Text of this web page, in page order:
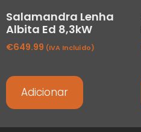
Salamandra Lenha
Albita Ed 8,3kW
€649.99 (IVA Incluído)
Adicionar